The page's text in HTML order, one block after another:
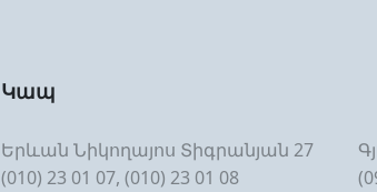
Կապ
Երևան Նիկողայոս Տիգրանյան 27
(010) 23 01 07, (010) 23 01 08